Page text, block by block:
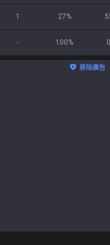
1 27%
- 100% 0
移除廣告